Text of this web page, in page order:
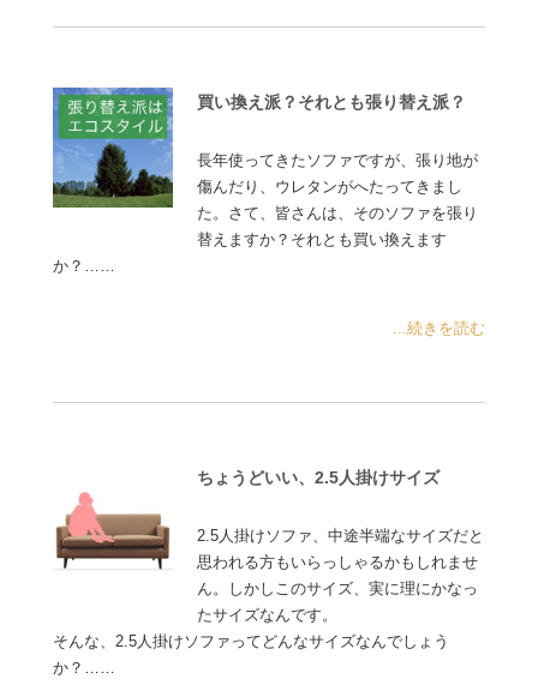
買い換え派？それとも張り替え派？
長年使ってきたソファですが、張り地が
傷んだり、ウレタンがへたってきまし
た。さて、皆さんは、そのソファを張り
替えますか？それとも買い換えます
か？……
...続きを読む
ちょうどいい、2.5人掛けサイズ
2.5人掛けソファ、中途半端なサイズだと
思われる方もいらっしゃるかもしれませ
ん。しかしこのサイズ、実に理にかなっ
たサイズなんです。
そんな、2.5人掛けソファってどんなサイズなんでしょう
か？……